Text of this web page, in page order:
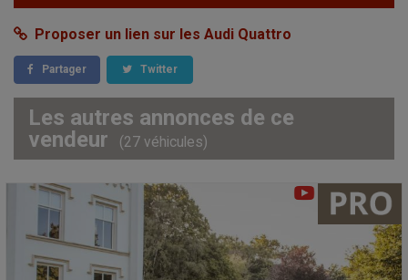
Proposer un lien sur les Audi Quattro
Partager Twitter
Les autres annonces de ce
vendeur
(27 véhicules)